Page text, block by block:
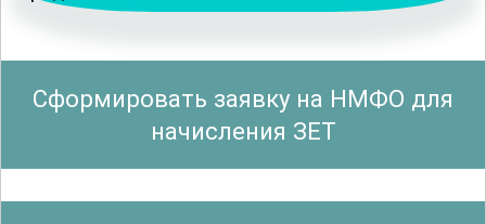
понимание безопасности при
проведении травильных операций.
Участники узнают о необходимых
Сформировать заявку на НМФО для
начисления ЗЕТ